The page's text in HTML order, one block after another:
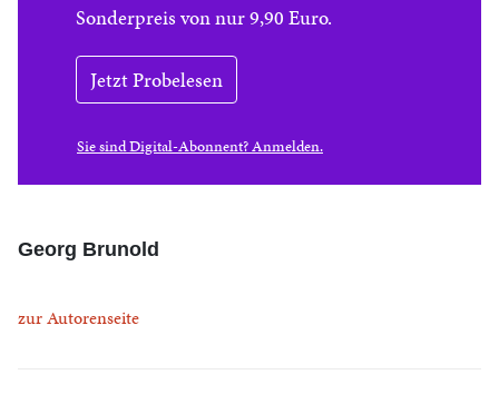
Sonderpreis von nur 9,90 Euro.
Jetzt Probelesen
Sie sind Digital-Abonnent? Anmelden.
Georg Brunold
zur Autorenseite